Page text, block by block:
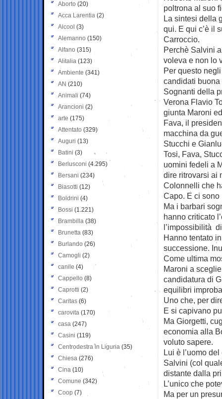
poltrona al suo
La sintesi della
qui. E qui c’è il
Carroccio.
Perchè Salvini
voleva e non lo
Per questo
candidati
Sognanti della
Verona Flavio
giunta Maroni
Fava, il
macchina da
Stucchi e
Tosi, Fava,
uomini fedeli a
dire ritrovarsi ai
Colonnelli che
Capo. E ci sono
Ma i barbari
hanno criticato
l’impossibilità
Hanno tentato
successione.
Come ultima
Maroni a
candidatura di
equilibri
Uno che, per
E si capivano
Ma Giorgetti,
economia alla
voluto sapere.
Lui è l’uomo
Salvini (col
distante dalla
L’unico che
Ma per un
Aborto (20)
Acca Larentia (2)
Alcool (3)
Alemanno (150)
Alfano (315)
Alitalia (123)
Ambiente (341)
AN (210)
Animali (74)
Arancioni (2)
arte (175)
Attentato (329)
Auguri (13)
Batini (3)
Berlusconi (4.295)
Bersani (234)
Biasotti (12)
Boldrini (4)
Bossi (1.221)
Brambilla (38)
Brunetta (83)
Burlando (26)
Camogli (2)
canile (4)
Cappello (8)
Caprotti (2)
Caritas (6)
carovita (170)
casa (247)
Casini (119)
Centrodestra in Liguria (35)
Chiesa (276)
Cina (10)
Comune (342)
Coop (7)